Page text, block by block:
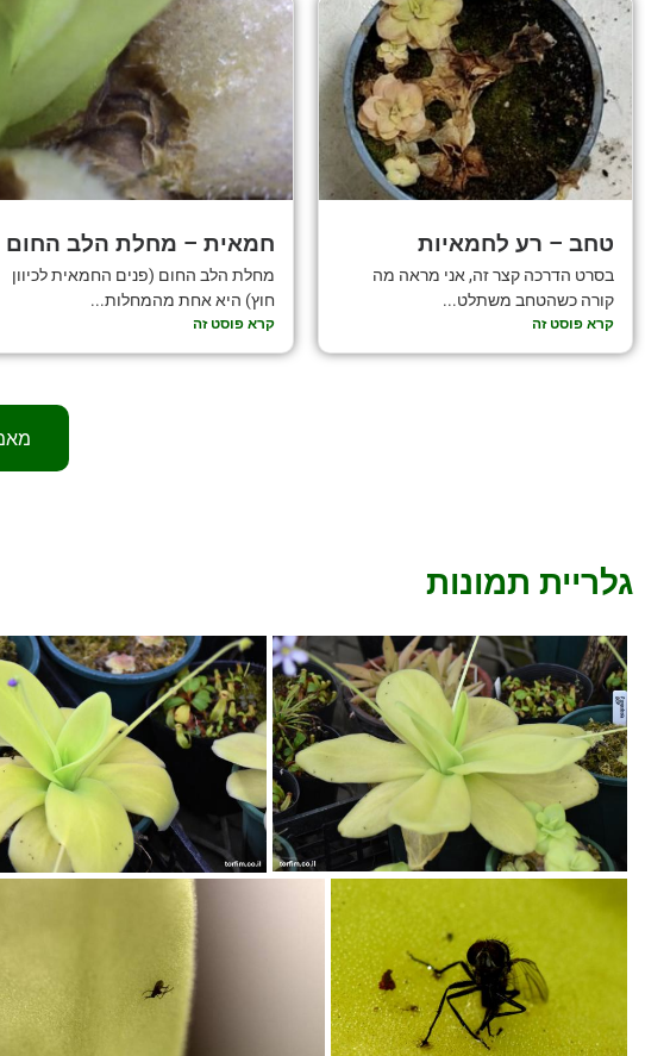
טחב – רע לחמאיות
בסרט הדרכה קצר זה, אני מראה מה
קורה כשהטחב משתלט...
קרא פוסט זה
חמאית – מחלת הלב החום
מחלת הלב החום (פנים החמאית לכיוון
חוץ) היא אחת מהמחלות...
קרא פוסט זה
גלריית תמונות